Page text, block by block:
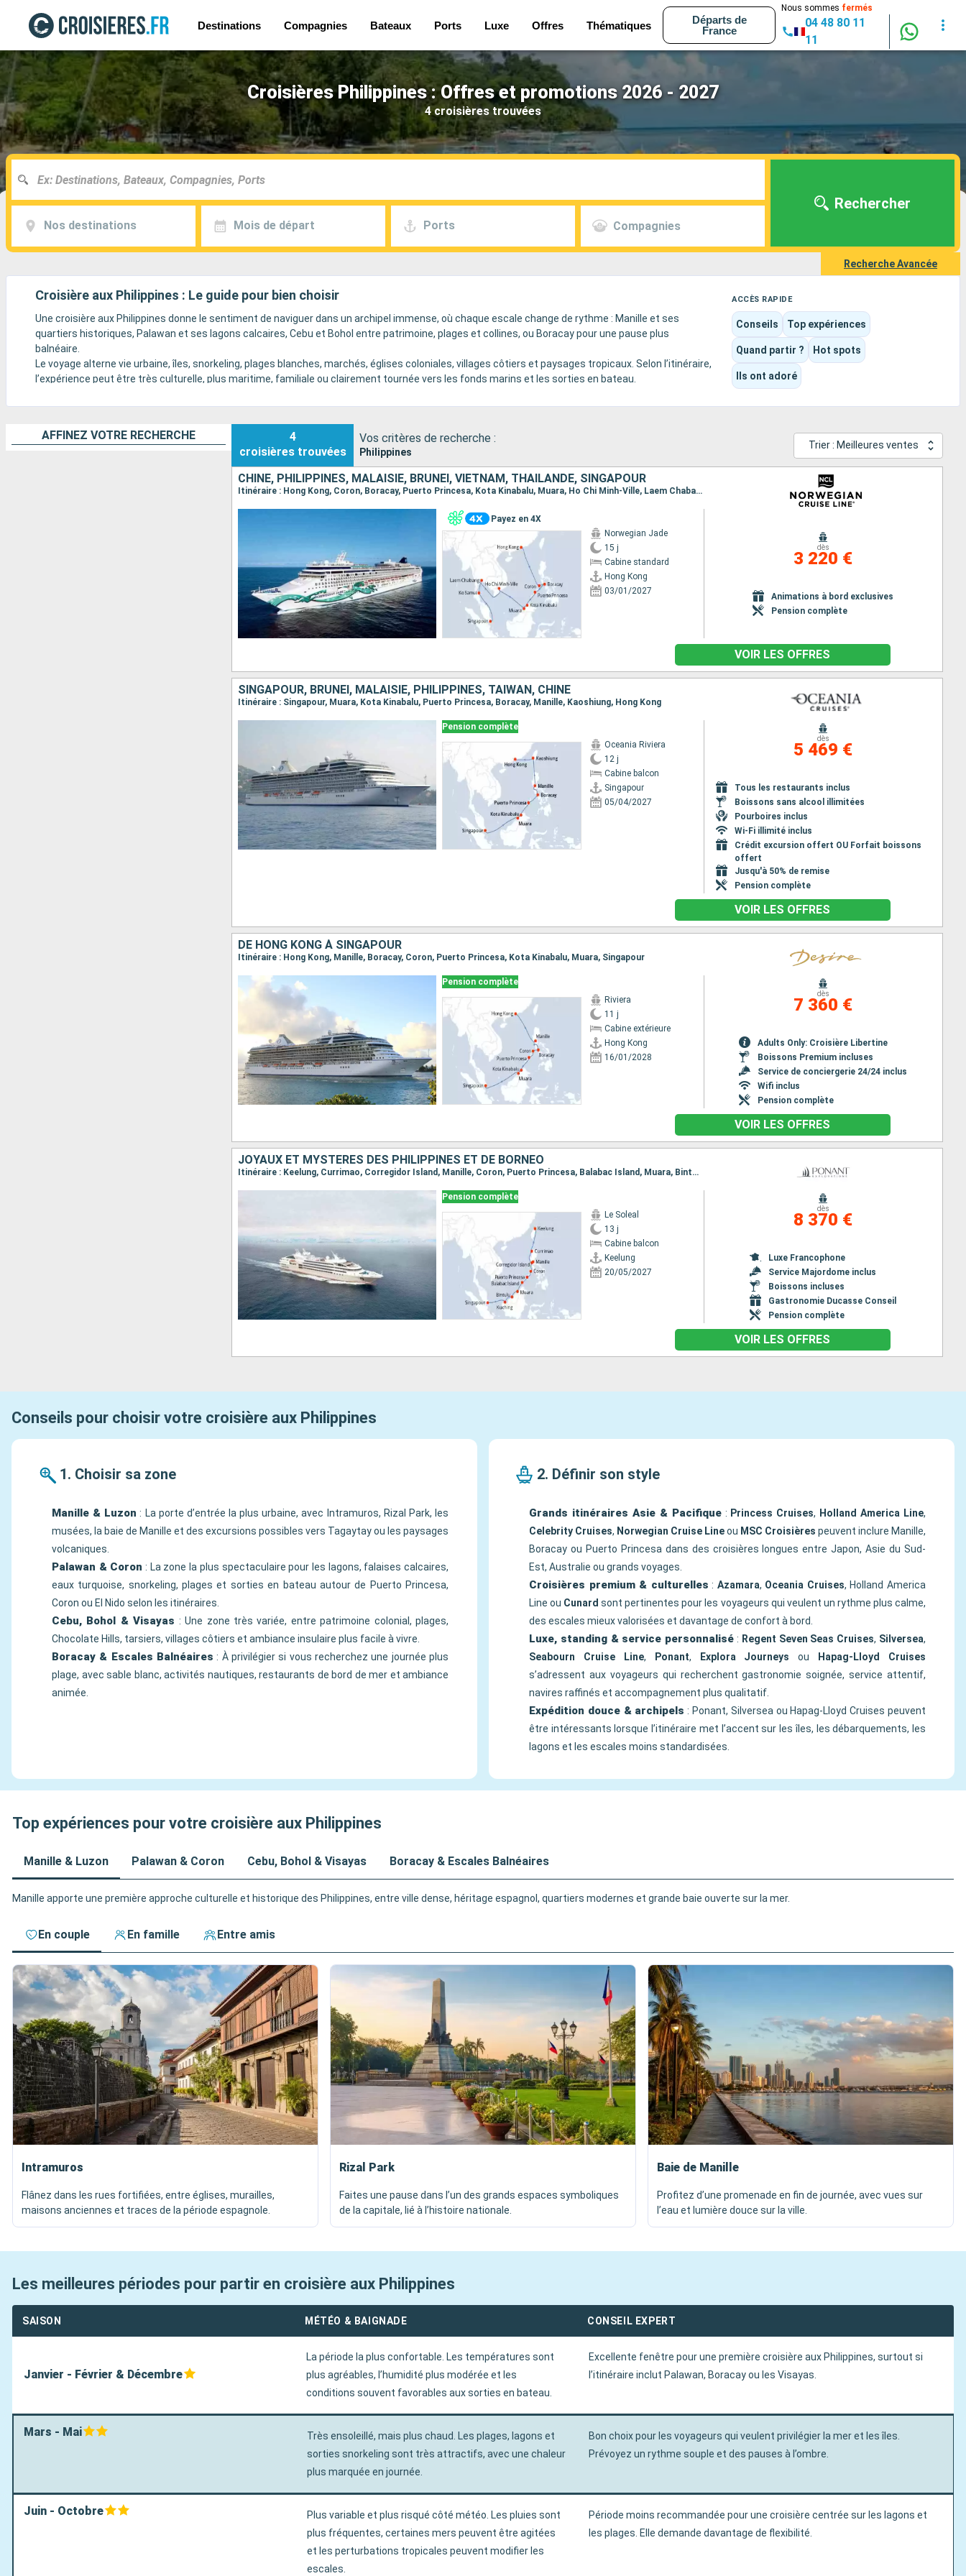
Destinations Compagnies Bateaux Ports Luxe Offres Thématiques
Départs de
France
Nous sommes fermés
04 48 80 11
11
Croisières Philippines : Offres et promotions 2026 - 2027
4 croisières trouvées
Nos destinations Mois de départ Ports Compagnies
Rechercher
Recherche Avancée
Croisière aux Philippines : Le guide pour bien choisir
Une croisière aux Philippines donne le sentiment de naviguer dans un archipel immense, où chaque escale change de rythme : Manille et ses
quartiers historiques, Palawan et ses lagons calcaires, Cebu et Bohol entre patrimoine, plages et collines, ou Boracay pour une pause plus
balnéaire.
Le voyage alterne vie urbaine, îles, snorkeling, plages blanches, marchés, églises coloniales, villages côtiers et paysages tropicaux. Selon l’itinéraire,
l’expérience peut être très culturelle, plus maritime, familiale ou clairement tournée vers les fonds marins et les sorties en bateau.
ACCÈS RAPIDE
Conseils Top expériences
Quand partir ? Hot spots
Ils ont adoré
AFFINEZ VOTRE RECHERCHE
4
croisières trouvées
Vos critères de recherche :
Philippines
Trier : Meilleures ventes
CHINE, PHILIPPINES, MALAISIE, BRUNEI, VIETNAM, THAÏLANDE, SINGAPOUR
Itinéraire : Hong Kong, Coron, Boracay, Puerto Princesa, Kota Kinabalu, Muara, Ho Chi Minh-Ville, Laem Chabang, Ko Samui, Singapour
Payez en 4X
Norwegian Jade
15 j
Cabine standard
Hong Kong
03/01/2027
dès
3 220 €
Animations à bord exclusives
Pension complète
VOIR LES OFFRES
SINGAPOUR, BRUNEI, MALAISIE, PHILIPPINES, TAÏWAN, CHINE
Itinéraire : Singapour, Muara, Kota Kinabalu, Puerto Princesa, Boracay, Manille, Kaoshiung, Hong Kong
Pension complète
Oceania Riviera
12 j
Cabine balcon
Singapour
05/04/2027
dès
5 469 €
Tous les restaurants inclus
Boissons sans alcool illimitées
Pourboires inclus
Wi-Fi illimité inclus
Crédit excursion offert OU Forfait boissons
offert
Jusqu'à 50% de remise
Pension complète
VOIR LES OFFRES
DE HONG KONG À SINGAPOUR
Itinéraire : Hong Kong, Manille, Boracay, Coron, Puerto Princesa, Kota Kinabalu, Muara, Singapour
Pension complète
Riviera
11 j
Cabine extérieure
Hong Kong
16/01/2028
dès
7 360 €
Adults Only: Croisière Libertine
Boissons Premium incluses
Service de conciergerie 24/24 inclus
Wifi inclus
Pension complète
VOIR LES OFFRES
JOYAUX ET MYSTÈRES DES PHILIPPINES ET DE BORNÉO
Itinéraire : Keelung, Currimao, Corregidor Island, Manille, Coron, Puerto Princesa, Balabac Island, Muara, Bintulu, Kuching, Singapour
Pension complète
Le Soleal
13 j
Cabine balcon
Keelung
20/05/2027
dès
8 370 €
Luxe Francophone
Service Majordome inclus
Boissons incluses
Gastronomie Ducasse Conseil
Pension complète
VOIR LES OFFRES
Conseils pour choisir votre croisière aux Philippines
1. Choisir sa zone
Manille & Luzon : La porte d’entrée la plus urbaine, avec Intramuros, Rizal Park, les
musées, la baie de Manille et des excursions possibles vers Tagaytay ou les paysages
volcaniques.
Palawan & Coron : La zone la plus spectaculaire pour les lagons, falaises calcaires,
eaux turquoise, snorkeling, plages et sorties en bateau autour de Puerto Princesa,
Coron ou El Nido selon les itinéraires.
Cebu, Bohol & Visayas : Une zone très variée, entre patrimoine colonial, plages,
Chocolate Hills, tarsiers, villages côtiers et ambiance insulaire plus facile à vivre.
Boracay & Escales Balnéaires : À privilégier si vous recherchez une journée plus
plage, avec sable blanc, activités nautiques, restaurants de bord de mer et ambiance
animée.
2. Définir son style
Grands itinéraires Asie & Pacifique: Princess Cruises, Holland America Line,
Celebrity Cruises, Norwegian Cruise Lineou MSC Croisières peuvent inclure Manille,
Boracay ou Puerto Princesa dans des croisières longues entre Japon, Asie du Sud-
Est, Australie ou grands voyages.
Croisières premium & culturelles : Azamara, Oceania Cruises, Holland America
Line ou Cunard sont pertinentes pour les voyageurs qui veulent un rythme plus calme,
des escales mieux valorisées et davantage de confort à bord.
Luxe, standing & service personnalisé : Regent Seven Seas Cruises, Silversea,
Seabourn Cruise Line, Ponant, Explora Journeys ou
Hapag-Lloyd Cruises
s’adressent aux voyageurs qui recherchent gastronomie soignée, service attentif,
navires raffinés et accompagnement plus qualitatif.
Expédition douce & archipels : Ponant, Silversea ou Hapag-Lloyd Cruises peuvent
être intéressants lorsque l’itinéraire met l’accent sur les îles, les débarquements, les
lagons et les escales moins standardisées.
Top expériences pour votre croisière aux Philippines
Manille & Luzon Palawan & Coron Cebu, Bohol & Visayas Boracay & Escales Balnéaires
Manille apporte une première approche culturelle et historique des Philippines, entre ville dense, héritage espagnol, quartiers modernes et grande baie ouverte sur la mer.
En couple En famille Entre amis
Intramuros
Flânez dans les rues fortifiées, entre églises, murailles,
maisons anciennes et traces de la période espagnole.
Rizal Park
Faites une pause dans l’un des grands espaces symboliques
de la capitale, lié à l’histoire nationale.
Baie de Manille
Profitez d’une promenade en fin de journée, avec vues sur
l’eau et lumière douce sur la ville.
Les meilleures périodes pour partir en croisière aux Philippines
SAISON MÉTÉO & BAIGNADE CONSEIL EXPERT
Janvier - Février & Décembre
La période la plus confortable. Les températures sont
plus agréables, l’humidité plus modérée et les
conditions souvent favorables aux sorties en bateau.
Excellente fenêtre pour une première croisière aux Philippines, surtout si
l’itinéraire inclut Palawan, Boracay ou les Visayas.
Mars - Mai
Très ensoleillé, mais plus chaud. Les plages, lagons et
sorties snorkeling sont très attractifs, avec une chaleur
plus marquée en journée.
Bon choix pour les voyageurs qui veulent privilégier la mer et les îles.
Prévoyez un rythme souple et des pauses à l’ombre.
Juin - Octobre
Plus variable et plus risqué côté météo. Les pluies sont
plus fréquentes, certaines mers peuvent être agitées
et les perturbations tropicales peuvent modifier les
escales.
Période moins recommandée pour une croisière centrée sur les lagons et
les plages. Elle demande davantage de flexibilité.